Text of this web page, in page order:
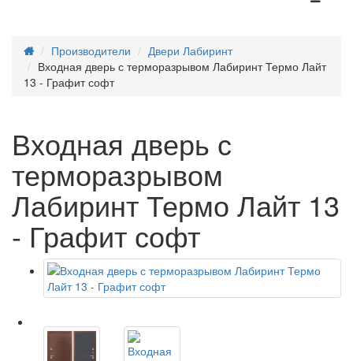
Производители
Двери Лабиринт
Входная дверь с терморазрывом Лабиринт Термо Лайт
13 - Графит софт
Входная дверь с
терморазрывом
Лабиринт Термо Лайт 13
- Графит софт